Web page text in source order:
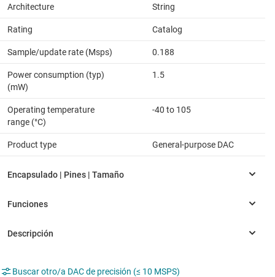
Architecture String
Rating Catalog
Sample/update rate (Msps) 0.188
Power consumption (typ)
(mW)
1.5
Operating temperature
range (°C)
-40 to 105
Product type General-purpose DAC
Buscar otro/a DAC de precisión (≤ 10 MSPS)